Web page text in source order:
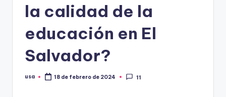
la calidad de la
educación en El
Salvador?
Publicado
usa 18 de febrero de 2024 11